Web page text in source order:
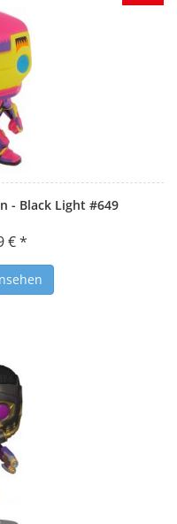
- Black Light #649
€ *